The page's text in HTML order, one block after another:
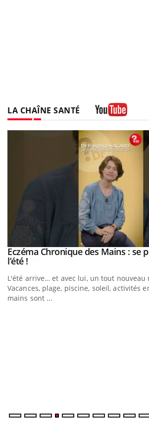
LA CHAÎNE SANTÉ
Youtube
Eczéma Chronique des Mains : se
l’été !Youtube
L'été arrive… et avec lui, un tout nouveau
Vacances, plage, piscine, soleil, activités
mains sont ...